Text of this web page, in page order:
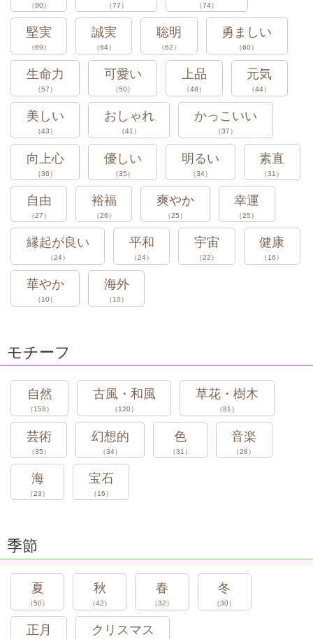
（90） （77） （74）
堅実
（69）
誠実
（64）
聡明
（62）
勇ましい
（60）
生命力
（57）
可愛い
（50）
上品
（48）
元気
（44）
美しい
（43）
おしゃれ
（41）
かっこいい
（37）
向上心
（36）
優しい
（35）
明るい
（34）
素直
（31）
自由
（27）
裕福
（26）
爽やか
（25）
幸運
（25）
縁起が良い
（24）
平和
（24）
宇宙
（22）
健康
（16）
華やか
（10）
海外
（10）
モチーフ
自然
（158）
古風・和風
（120）
草花・樹木
（81）
芸術
（35）
幻想的
（34）
色
（31）
音楽
（28）
海
（23）
宝石
（16）
季節
夏
（50）
秋
（42）
春
（32）
冬
（30）
正月 クリスマス